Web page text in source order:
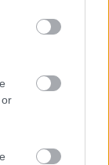
trovano online…
con motori